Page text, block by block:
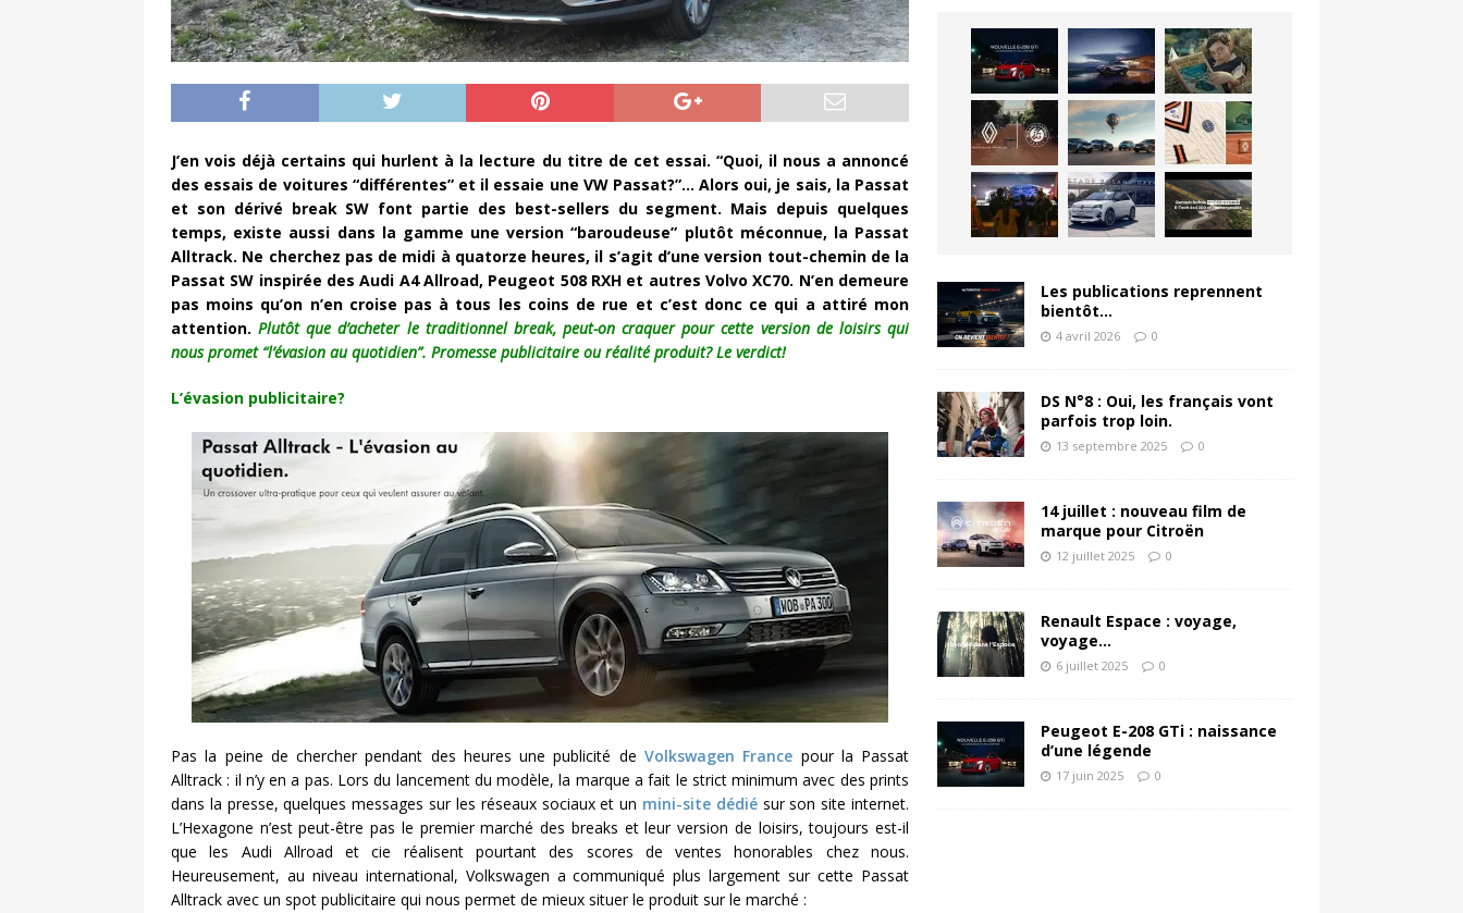
J’en vois déjà certains qui hurlent à la lecture du titre de cet essai. “Quoi, il nous a annoncé
des essais de voitures “différentes” et il essaie une VW Passat?”… Alors oui, je sais, la Passat
et son dérivé break SW font partie des best-sellers du segment. Mais depuis quelques
temps, existe aussi dans la gamme une version “baroudeuse” plutôt méconnue, la Passat
Alltrack. Ne cherchez pas de midi à quatorze heures, il s’agit d’une version tout-chemin de la
Passat SW inspirée des Audi A4 Allroad, Peugeot 508 RXH et autres Volvo XC70. N’en demeure
pas moins qu’on n’en croise pas à tous les coins de rue et c’est donc ce qui a attiré mon
attention.Plutôt que d’acheter le traditionnel break, peut-on craquer pour cette version de loisirs qui
nous promet “l’évasion au quotidien”. Promesse publicitaire ou réalité produit? Le verdict!
L’évasion publicitaire?
Pas la peine de chercher pendant des heures une publicité de Volkswagen France pour la Passat
Alltrack : il n’y en a pas. Lors du lancement du modèle, la marque a fait le strict minimum avec des prints
dans la presse, quelques messages sur les réseaux sociaux et un mini-site dédié sur son site internet.
L’Hexagone n’est peut-être pas le premier marché des breaks et leur version de loisirs, toujours est-il
que les Audi Allroad et cie réalisent pourtant des scores de ventes honorables chez nous.
Heureusement, au niveau international, Volkswagen a communiqué plus largement sur cette Passat
Alltrack avec un spot publicitaire qui nous permet de mieux situer le produit sur le marché :
Les publications reprennent
bientôt…
4 avril 2026 0
DS N°8 : Oui, les français vont
parfois trop loin.
13 septembre 2025 0
14 juillet : nouveau film de
marque pour Citroën
12 juillet 2025 0
Renault Espace : voyage,
voyage…
6 juillet 2025 0
Peugeot E-208 GTi : naissance
d’une légende
17 juin 2025 0